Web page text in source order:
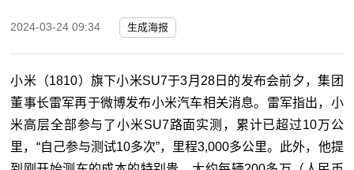
2024-03-24 09:34 生成海报
小米（1810）旗下小米SU7于3月28日的发布会前夕，集团
董事长雷军再于微博发布小米汽车相关消息。雷军指出，小
米高层全部参与了小米SU7路面实测，累计已超过10万公
里，“自己参与测试10多次”，里程3,000多公里。此外，他提